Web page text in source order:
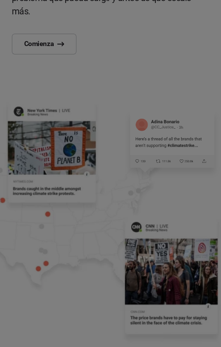
más.
Comienza